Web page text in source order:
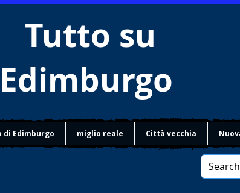
Tutto su
Edimburgo
di Edimburgo miglio reale Città vecchia